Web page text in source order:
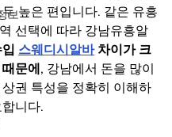
보높은 편입니다. 같은 유흥
선택에 따라 강남유흥알
스웨디시알바 차이가 크
문에 , 강남에서 돈을 많이
권 특성을 정확히 이해하
니다.